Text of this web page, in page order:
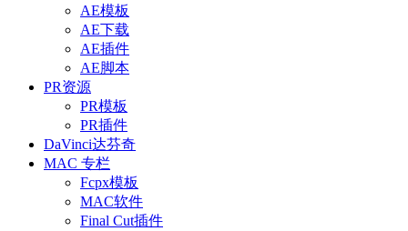
AE模板
AE下载
AE插件
AE脚本
PR资源
PR模板
PR插件
DaVinci达芬奇
MAC 专栏
Fcpx模板
MAC软件
Final Cut插件